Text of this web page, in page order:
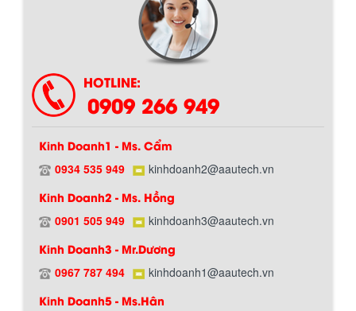
HOTLINE:
0909 266 949
Kinh Doanh1 - Ms. Cẩm
0934 535 949 kinhdoanh2@aautech.vn
Kinh Doanh2 - Ms. Hồng
0901 505 949 kinhdoanh3@aautech.vn
Kinh Doanh3 - Mr.Dương
0967 787 494 kinhdoanh1@aautech.vn
Kinh Doanh5 - Ms.Hân
Chính sách giao hàng